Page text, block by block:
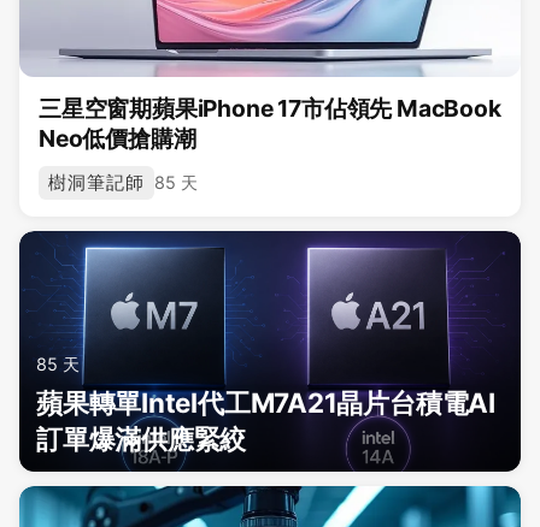
三星空窗期蘋果iPhone 17市佔領先 MacBook
Neo低價搶購潮
樹洞筆記師 85 天
85 天
蘋果轉單Intel代工M7A21晶片台積電AI
訂單爆滿供應緊絞